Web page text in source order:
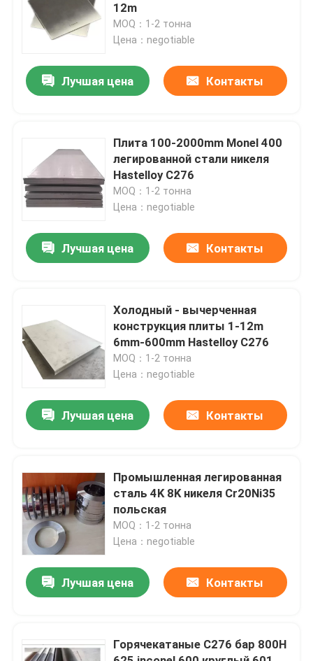
Дом
О нас
Проверка качества
Свяжитесь мы
Материал Inconel 600
Материал Inconel 625
Материал Inconel 718
12m
MOQ：1-2 тонна
Цена：negotiable
Лучшая цена Контакты
Плита 100-2000mm Monel 400
легированной стали никеля
Hastelloy C276
MOQ：1-2 тонна
Цена：negotiable
Лучшая цена Контакты
Холодный - вычерченная
конструкция плиты 1-12m
6mm-600mm Hastelloy C276
MOQ：1-2 тонна
Цена：negotiable
Лучшая цена Контакты
Промышленная легированная
сталь 4K 8K никеля Cr20Ni35
польская
MOQ：1-2 тонна
Цена：negotiable
Лучшая цена Контакты
Горячекатаные C276 бар 800H